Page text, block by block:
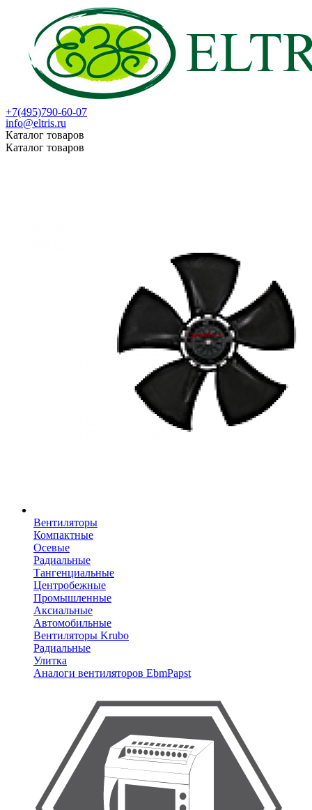
+7(495)790-60-07
info@eltris.ru
Каталог товаров
Каталог товаров
Вентиляторы
Компактные
Осевые
Радиальные
Тангенциальные
Центробежные
Промышленные
Аксиальные
Автомобильные
Вентиляторы Krubo
Радиальные
Улитка
Аналоги вентиляторов EbmPapst